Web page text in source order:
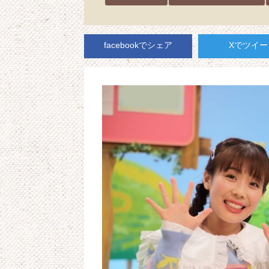
facebookでシェア Xでツイ